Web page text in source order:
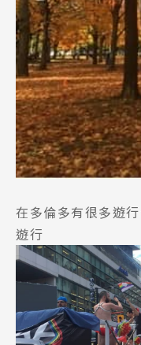
Latest News
Promotion
Program 課
SEC 知識庫
在多倫多有很多遊
遊行